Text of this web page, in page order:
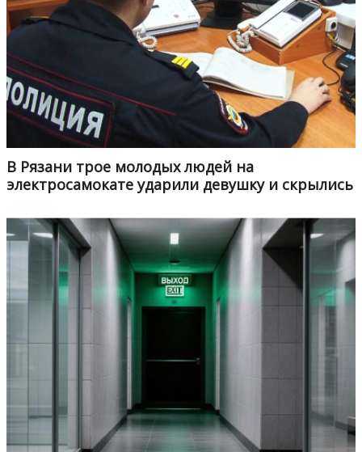
В Рязани трое молодых людей на
электросамокате ударили девушку и скрылись